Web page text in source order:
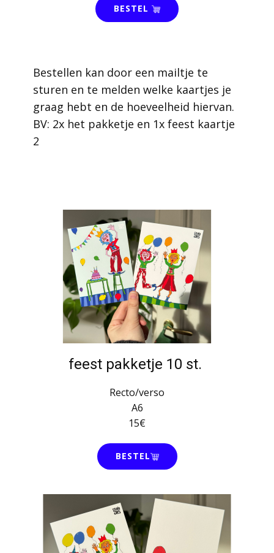
BESTEL
Bestellen kan door een mailtje te
sturen en te melden welke kaartjes je
graag hebt en de hoeveelheid hiervan.
BV: 2x het pakketje en 1x feest kaartje
2
feest pakketje 10 st.
Recto/verso
A6
15€
BESTEL